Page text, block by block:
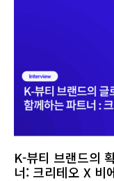
K-뷰티 브랜드의
너: 크리테오 X 비